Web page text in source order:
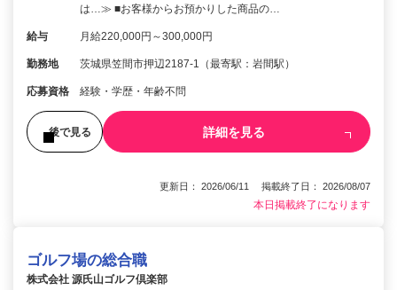
は…≫ ■お客様からお預かりした商品の…
給与 月給220,000円～300,000円
勤務地 茨城県笠間市押辺2187-1（最寄駅：岩間駅）
応募資格 経験・学歴・年齢不問
後で見る 詳細を見る
更新日： 2026/06/11 掲載終了日： 2026/08/07
本日掲載終了になります
ゴルフ場の総合職
株式会社 源氏山ゴルフ倶楽部